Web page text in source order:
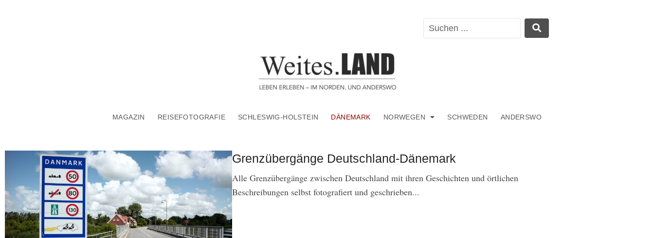
MAGAZIN REISEFOTOGRAFIE SCHLESWIG-HOLSTEIN DÄNEMARK NORWEGEN SCHWEDEN ANDERSWO
Grenzübergänge Deutschland-Dänemark
Alle Grenzübergänge zwischen Deutschland mit ihren Geschichten und örtlichen
Beschreibungen selbst fotografiert und geschrieben...